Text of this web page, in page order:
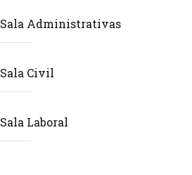
Sala Administrativas
Sala Civil
Sala Laboral